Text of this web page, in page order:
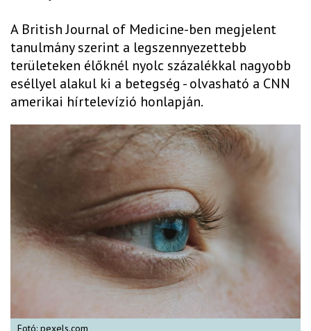
A British Journal of Medicine-ben megjelent
tanulmány szerint a legszennyezettebb
területeken élőknél nyolc százalékkal nagyobb
eséllyel alakul ki a betegség - olvasható a CNN
amerikai hírtelevízió honlapján.
Fotó: pexels.com